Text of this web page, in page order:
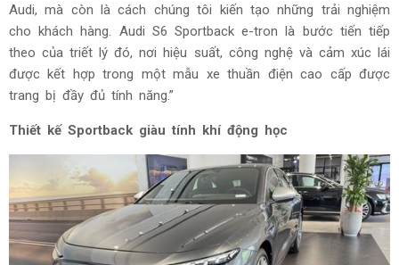
Audi, mà còn là cách chúng tôi kiến tạo những trải nghiệm
cho khách hàng. Audi S6 Sportback e-tron là bước tiến tiếp
theo của triết lý đó, nơi hiệu suất, công nghệ và cảm xúc lái
được kết hợp trong một mẫu xe thuần điện cao cấp được
trang bị đầy đủ tính năng.”
Thiết kế Sportback giàu tính khí động học